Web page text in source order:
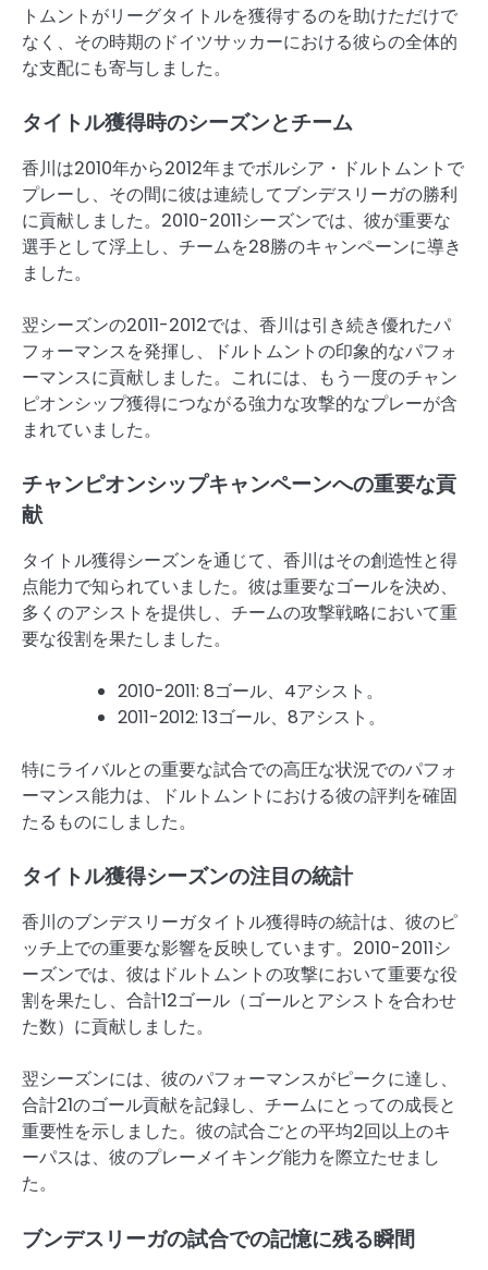
トムントがリーグタイトルを獲得するのを助けただけで
なく、その時期のドイツサッカーにおける彼らの全体的
な支配にも寄与しました。
タイトル獲得時のシーズンとチーム
香川は2010年から2012年までボルシア・ドルトムントで
プレーし、その間に彼は連続してブンデスリーガの勝利
に貢献しました。2010-2011シーズンでは、彼が重要な
選手として浮上し、チームを28勝のキャンペーンに導き
ました。
翌シーズンの2011-2012では、香川は引き続き優れたパ
フォーマンスを発揮し、ドルトムントの印象的なパフォ
ーマンスに貢献しました。これには、もう一度のチャン
ピオンシップ獲得につながる強力な攻撃的なプレーが含
まれていました。
チャンピオンシップキャンペーンへの重要な貢
献
タイトル獲得シーズンを通じて、香川はその創造性と得
点能力で知られていました。彼は重要なゴールを決め、
多くのアシストを提供し、チームの攻撃戦略において重
要な役割を果たしました。
2010-2011: 8ゴール、4アシスト。
2011-2012: 13ゴール、8アシスト。
特にライバルとの重要な試合での高圧な状況でのパフォ
ーマンス能力は、ドルトムントにおける彼の評判を確固
たるものにしました。
タイトル獲得シーズンの注目の統計
香川のブンデスリーガタイトル獲得時の統計は、彼のピ
ッチ上での重要な影響を反映しています。2010-2011シ
ーズンでは、彼はドルトムントの攻撃において重要な役
割を果たし、合計12ゴール（ゴールとアシストを合わせ
た数）に貢献しました。
翌シーズンには、彼のパフォーマンスがピークに達し、
合計21のゴール貢献を記録し、チームにとっての成長と
重要性を示しました。彼の試合ごとの平均2回以上のキ
ーパスは、彼のプレーメイキング能力を際立たせまし
た。
ブンデスリーガの試合での記憶に残る瞬間